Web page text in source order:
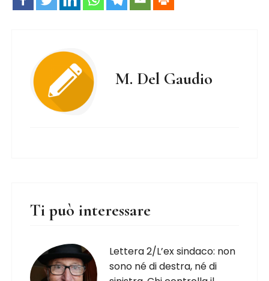
M. Del Gaudio
Ti può interessare
Lettera 2/L’ex sindaco: non
sono né di destra, né di